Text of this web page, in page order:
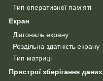
Тип оперативної пам'яті
Екран
Діагональ екрану
Роздільна здатність екрану
Тип матриці
Пристрої зберігання даних